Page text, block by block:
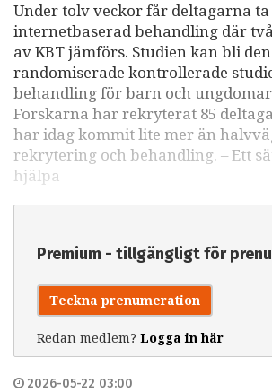
Under tolv veckor får deltagarna ta
internetbaserad behandling där
av KBT jämförs. Studien kan bli
randomiserade kontrollerade
behandling för barn och ungdomar
Forskarna har rekryterat 85
har idag kommit lite mer än
rekrytering och behandling. – Ett
hjälpa
Premium - tillgängligt för
Teckna prenumeration
Redan medlem? Logga in här
2026-05-22 03:00